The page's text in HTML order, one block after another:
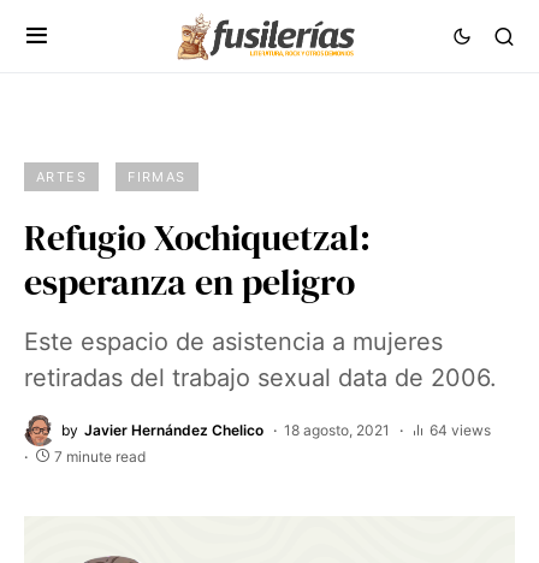
ARTES FIRMAS
Refugio Xochiquetzal:
esperanza en peligro
Este espacio de asistencia a mujeres
retiradas del trabajo sexual data de 2006.
by Javier Hernández Chelico 18 agosto, 2021
64 views
7 minute read